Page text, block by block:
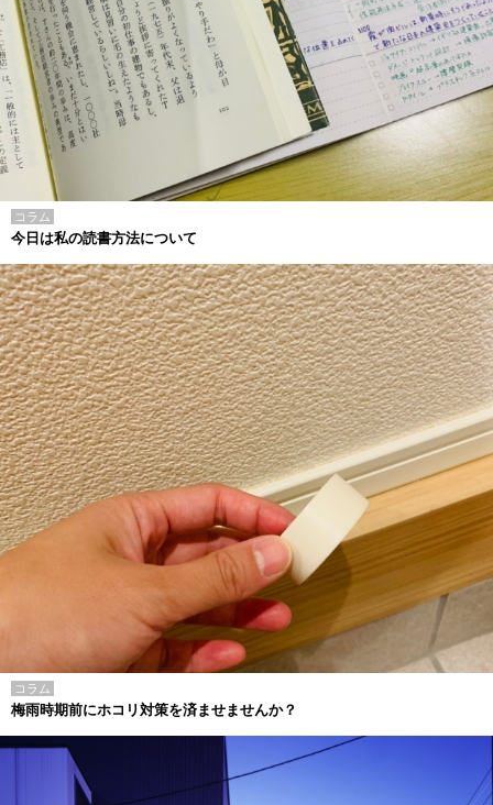
コラム
今日は私の読書方法について
コラム
梅雨時期前にホコリ対策を済ませませんか？